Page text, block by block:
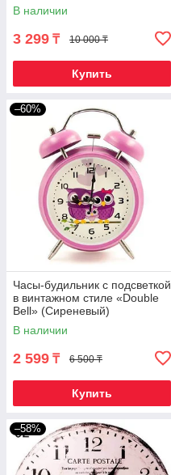
Colorful {USB | батарейки}
В наличии
3 299 ₸ 10 000 ₸
Купить
–60%
Часы-будильник с подсветкой
в винтажном стиле «Double
Bell» (Сиреневый)
В наличии
2 599 ₸ 6 500 ₸
Купить
–58%